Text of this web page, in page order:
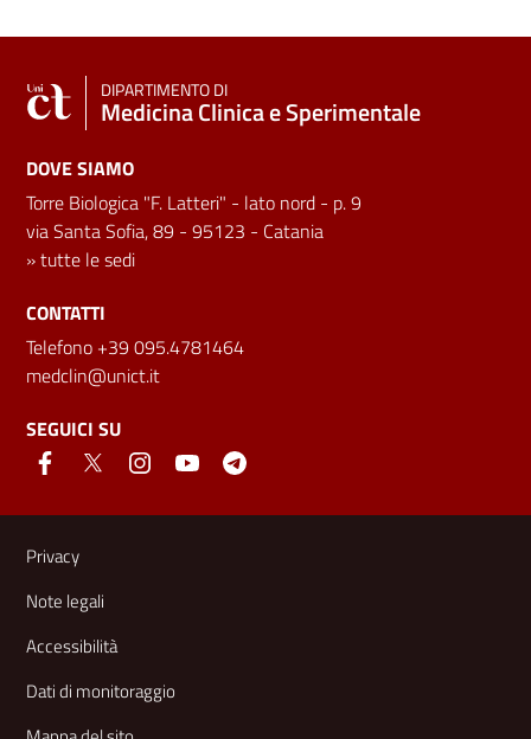
DIPARTIMENTO DI
Medicina Clinica e Sperimentale
DOVE SIAMO
Torre Biologica "F. Latteri" - lato nord - p. 9
via Santa Sofia, 89 - 95123 - Catania
»tutte le sedi
CONTATTI
Telefono +39 095.4781464
medclin@unict.it
SEGUICI SU
Link e informazioni utili
Privacy
Note legali
Accessibilità
Dati di monitoraggio